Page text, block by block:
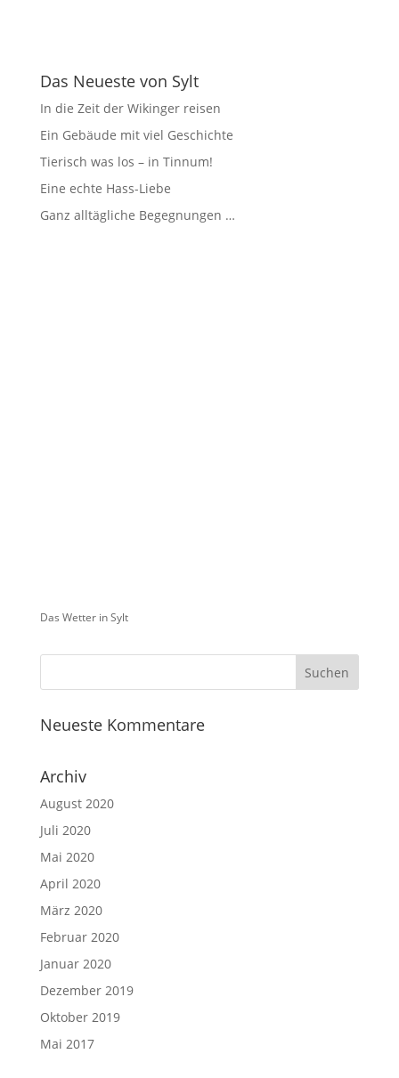
Das Neueste von Sylt
In die Zeit der Wikinger reisen
Ein Gebäude mit viel Geschichte
Tierisch was los – in Tinnum!
Eine echte Hass-Liebe
Ganz alltägliche Begegnungen …
Das Wetter in Sylt
Neueste Kommentare
Archiv
August 2020
Juli 2020
Mai 2020
April 2020
März 2020
Februar 2020
Januar 2020
Dezember 2019
Oktober 2019
Mai 2017